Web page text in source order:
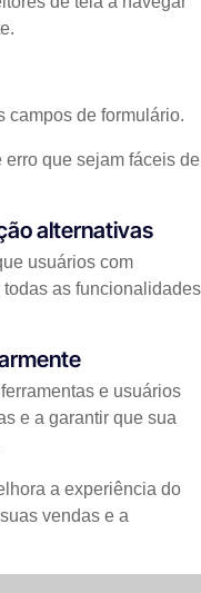
campos de formulário.
erro que sejam fáceis de
alternativas
usuários com
as funcionalidades
e usuários
e a garantir que sua
a experiência do
vendas e a